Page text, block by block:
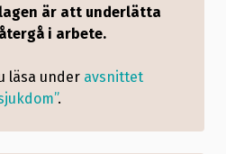
är att underlätta
i arbete.
läsa under avsnittet
.